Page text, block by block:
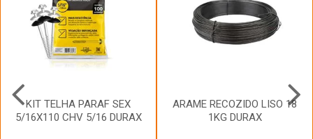
KIT TELHA PARAF SEX
5/16X110 CHV 5/16 DURAX
ARAME RECOZIDO LISO 18
1KG DURAX